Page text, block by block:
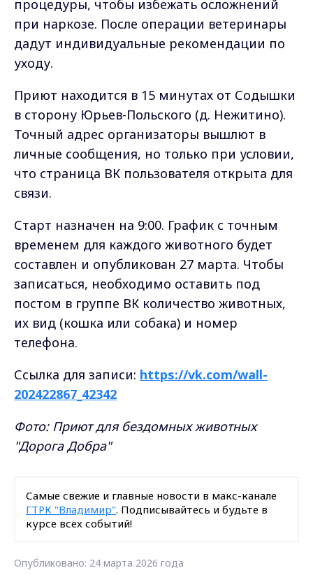
процедуры, чтобы избежать осложнений
при наркозе. После операции ветеринары
дадут индивидуальные рекомендации по
уходу.
Приют находится в 15 минутах от Содышки
в сторону Юрьев-Польского (д. Нежитино).
Точный адрес организаторы вышлют в
личные сообщения, но только при условии,
что страница ВК пользователя открыта для
связи.
Старт назначен на 9:00. График с точным
временем для каждого животного будет
составлен и опубликован 27 марта. Чтобы
записаться, необходимо оставить под
постом в группе ВК количество животных,
их вид (кошка или собака) и номер
телефона.
Ссылка для записи: https://vk.com/wall-
202422867_42342
Фото: Приют для бездомных животных
"Дорога Добра"
Самые свежие и главные новости в макс-канале
ГТРК "Владимир". Подписывайтесь и будьте в
курсе всех событий!
Опубликовано: 24 марта 2026 года